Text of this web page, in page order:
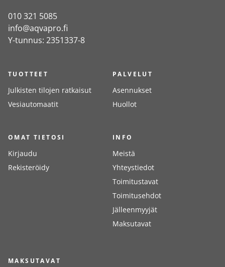
010 321 5085
info@aqvapro.fi
Y-tunnus: 2351337-8
TUOTTEET
Julkisten tilojen ratkaisut
Vesiautomaatit
PALVELUT
Asennukset
Huollot
OMAT TIETOSI
Kirjaudu
Rekisteröidy
INFO
Meistä
Yhteystiedot
Toimitustavat
Toimitusehdot
Jälleenmyyjät
Maksutavat
MAKSUTAVAT